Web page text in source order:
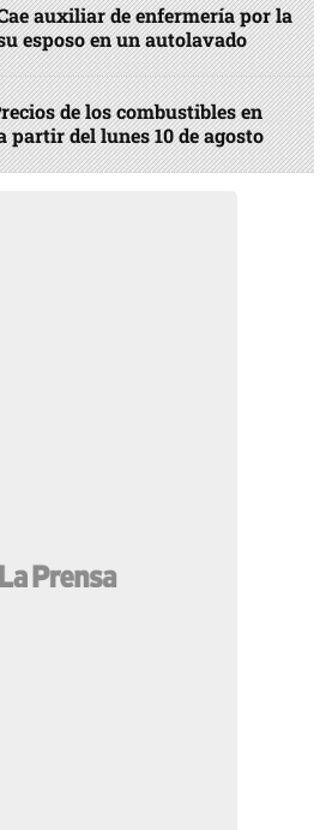
auxiliar de enfermería por la
esposo en un autolavado
de los combustibles en
partir del lunes 10 de agosto